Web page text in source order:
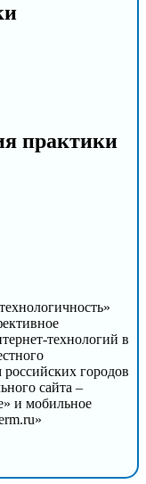
практики
технологий в
городов
сайта –
и мобильное